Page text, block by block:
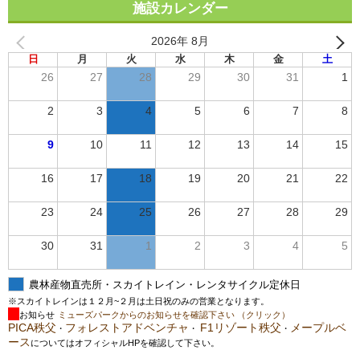
施設カレンダー
2026年 8月
日 月 火 水 木 金 土
26 27 28 29 30 31 1
2 3 4 5 6 7 8
9 10 11 12 13 14 15
16 17 18 19 20 21 22
23 24 25 26 27 28 29
30 31 1 2 3 4 5
農林産物直売所・スカイトレイン・レンタサイクル定休日
※スカイトレインは１２月~２月は土日祝のみの営業となります。
お知らせ ミューズパークからのお知らせを確認下さい （クリック）
PICA秩父 ・ フォレストアドベンチャ ・ F1リゾート秩父 ・ メープルベ
ース についてはオフィシャルHPを確認して下さい。